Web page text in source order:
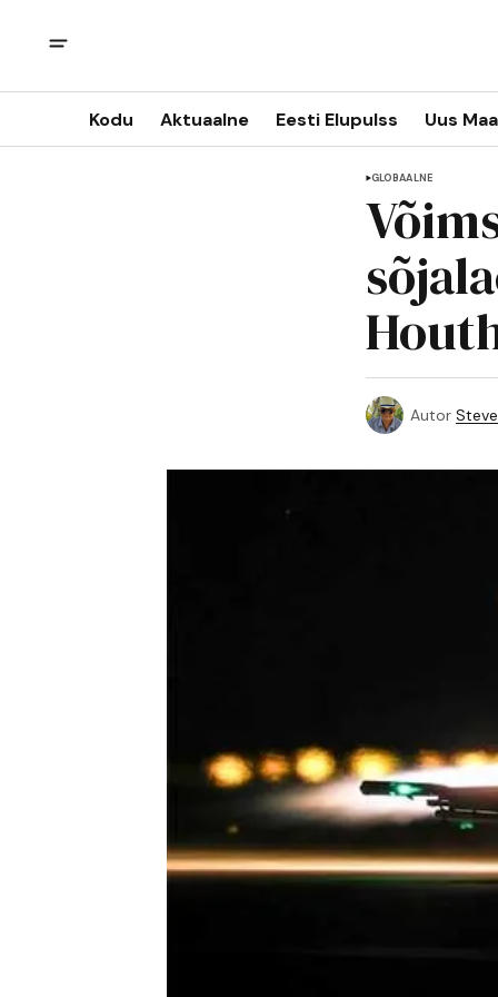
Kodu Aktuaalne Eesti Elupulss Uus
GLOBAALNE
Autor